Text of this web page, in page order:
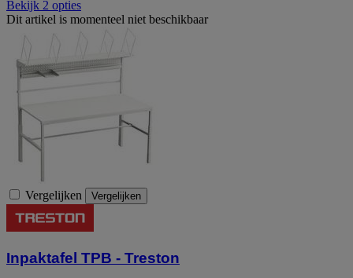
Bekijk 2 opties
Dit artikel is momenteel niet beschikbaar
Vergelijken Vergelijken
Inpaktafel TPB - Treston